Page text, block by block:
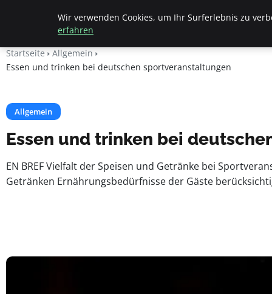
Beyond Surface
Startseite
Allgemein
Essen und trinken bei deutschen sportveranstaltungen
Allgemein
Essen und trinken bei
EN BREF Vielfalt der Speisen und Getränke bei
Getränken Ernährungsbedürfnisse der Gäste
Wir verwenden Cookies, um Ihr Surferlebnis zu
erfahren